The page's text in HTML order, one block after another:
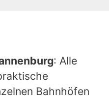
: Alle
Bahnhöfen